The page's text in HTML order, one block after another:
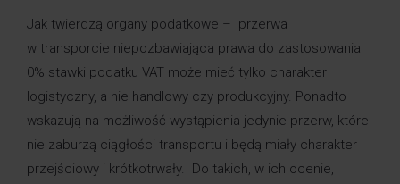
Jak twierdzą organy podatkowe – przerwa
w transporcie niepozbawiająca prawa do zastosowania
0% stawki podatku VAT może mieć tylko charakter
logistyczny, a nie handlowy czy produkcyjny. Ponadto
wskazują na możliwość wystąpienia jedynie przerw, które
nie zaburzą ciągłości transportu i będą miały charakter
przejściowy i krótkotrwały. Do takich, w ich ocenie,